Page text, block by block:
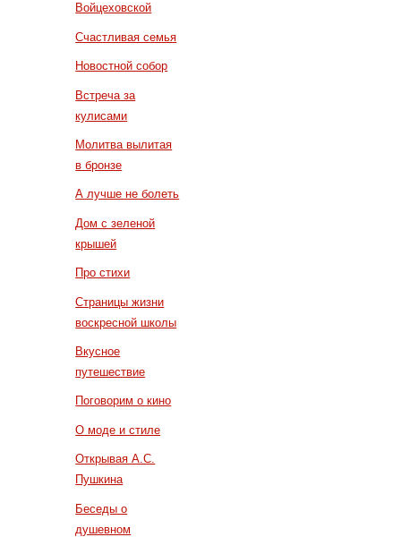
Войцеховской
Счастливая семья
Новостной собор
Встреча за
кулисами
Молитва вылитая
в бронзе
А лучше не болеть
Дом с зеленой
крышей
Про стихи
Страницы жизни
воскресной школы
Вкусное
путешествие
Поговорим о кино
О моде и стиле
Открывая А.С.
Пушкина
Беседы о
душевном